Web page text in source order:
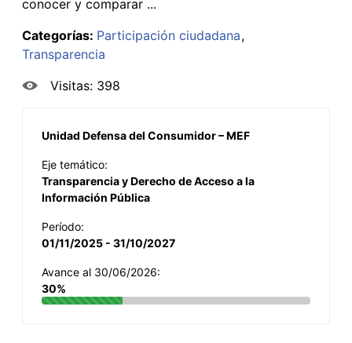
conocer y comparar ...
Categorías: Participación ciudadana
Transparencia
Visitas: 398
Unidad Defensa del Consumidor – MEF
Eje temático:
Transparencia y Derecho de Acceso a la
Información Pública
Período:
01/11/2025 - 31/10/2027
Avance al 30/06/2026:
30%